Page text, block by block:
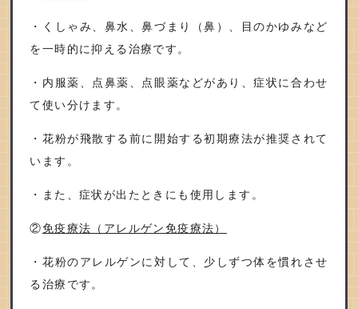
・くしゃみ、鼻水、鼻づまり（鼻）、目のかゆみなど
を一時的に抑える治療です。
・内服薬、点鼻薬、点眼薬などがあり、症状に合わせ
て使い分けます。
・花粉が飛散する前に開始する初期療法が推奨されて
います。
・また、症状が出たときにも使用します。
②免疫療法（アレルゲン免疫療法）
・花粉のアレルゲンに対して、少しずつ体を慣れさせ
る治療です。